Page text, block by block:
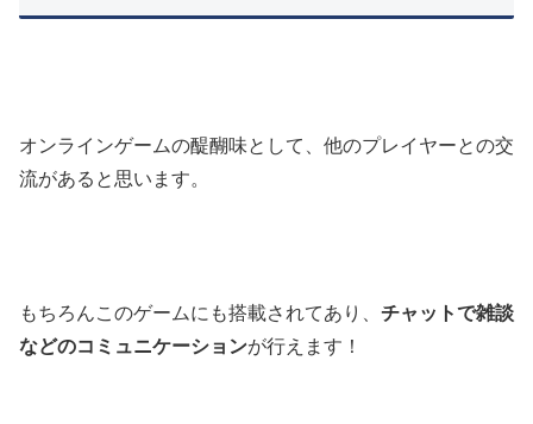
オンラインゲームの醍醐味として、他のプレイヤーとの交
流があると思います。
もちろんこのゲームにも搭載されてあり、 チャットで雑談
などのコミュニケーションが行えます！